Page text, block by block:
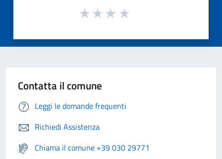
Contatta il comune
Leggi le domande frequenti
Richiedi Assistenza
Chiama il comune +39 030 29771